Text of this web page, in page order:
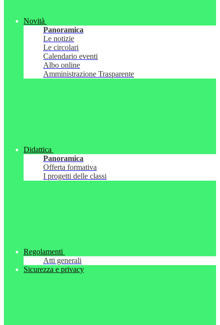
Novità
Panoramica
Le notizie
Le circolari
Calendario eventi
Albo online
Amministrazione Trasparente
Didattica
Panoramica
Offerta formativa
I progetti delle classi
Regolamenti
Atti generali
Sicurezza e privacy